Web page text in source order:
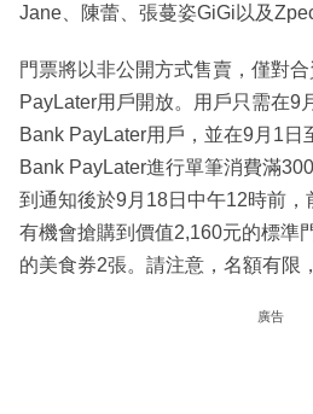
Jane、陳蕾、張蔓姿GiGi以及
門票將以非公開方式售賣，僅對
PayLater用戶開放。用戶只需在9
Bank PayLater用戶，並在9月1日
Bank PayLater進行單筆消費滿
到通知後於9月18日中午12時前，
有機會搶購到價值2,160元的標準
的美食券2張。請注意，名額有限
廣告